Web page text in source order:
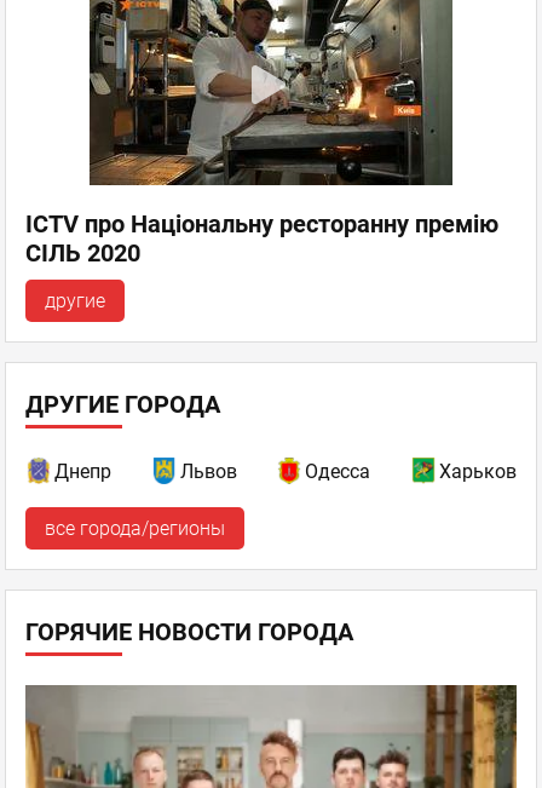
ICTV про Національну ресторанну премію
СІЛЬ 2020
другие
ДРУГИЕ ГОРОДА
Днепр Львов Одесса Харьков
все города/регионы
ГОРЯЧИЕ НОВОСТИ ГОРОДА